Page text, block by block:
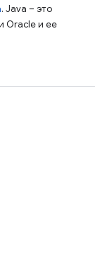
. Java – это
Oracle и ее